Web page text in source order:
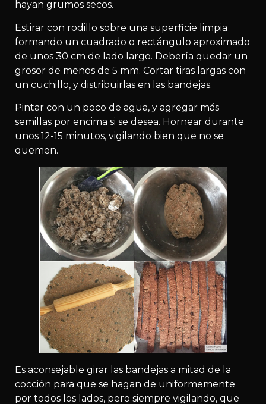
hayan grumos secos.
Estirar con rodillo sobre una superficie limpia
formando un cuadrado o rectángulo aproximado
de unos 30 cm de lado largo. Debería quedar un
grosor de menos de 5 mm. Cortar tiras largas con
un cuchillo, y distribuirlas en las bandejas.
Pintar con un poco de agua, y agregar más
semillas por encima si se desea. Hornear durante
unos 12-15 minutos, vigilando bien que no se
quemen.
Es aconsejable girar las bandejas a mitad de la
cocción para que se hagan de uniformemente
por todos los lados, pero siempre vigilando, que